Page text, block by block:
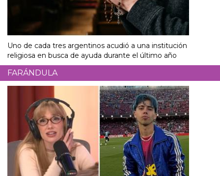
Uno de cada tres argentinos acudió a una institución
religiosa en busca de ayuda durante el último año
FARÁNDULA